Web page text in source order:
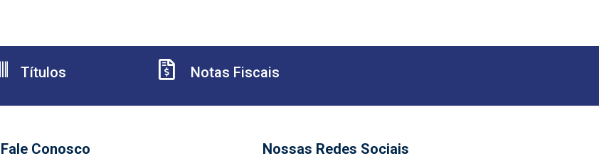
Títulos Notas Fiscais
Fale Conosco Nossas Redes Sociais